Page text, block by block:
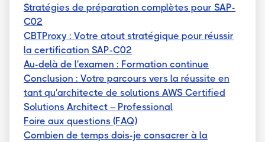
Stratégies de préparation complètes pour SAP-
C02
CBTProxy : Votre atout stratégique pour réussir
la certification SAP-C02
Au-delà de l'examen : Formation continue
Conclusion : Votre parcours vers la réussite en
tant qu'architecte de solutions AWS Certified
Solutions Architect – Professional
Foire aux questions (FAQ)
Combien de temps dois-je consacrer à la